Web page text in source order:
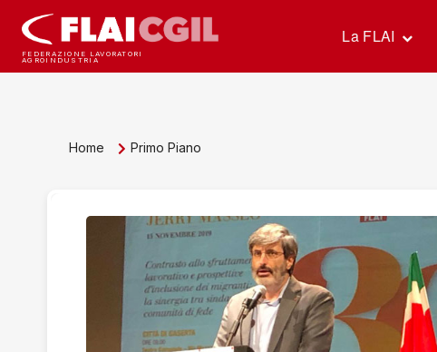
FEDERAZIONE LAVORATORI
AGROINDUSTRIA
La FLAI
Home Primo Piano